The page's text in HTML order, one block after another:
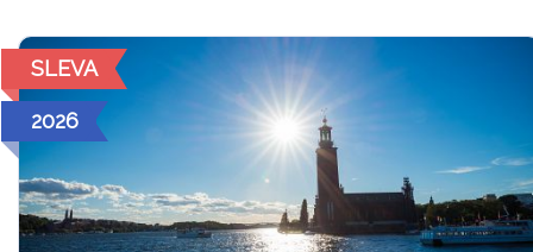
SLEVA
2026